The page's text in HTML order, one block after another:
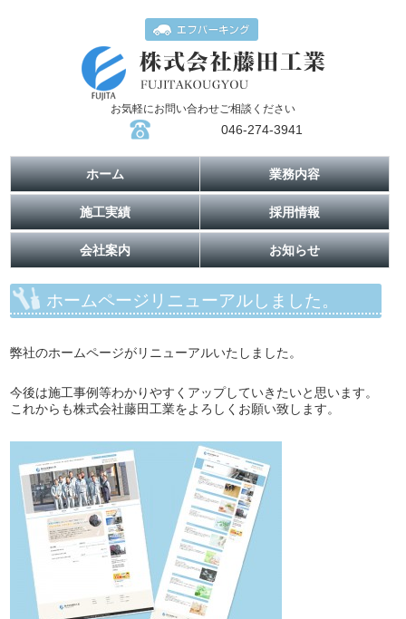
お気軽にお問い合わせご相談ください
046-274-3941
ホーム 業務内容
施工実績 採用情報
会社案内 お知らせ
ホームページリニューアルしました。
弊社のホームページがリニューアルいたしました。
今後は施工事例等わかりやすくアップしていきたいと思います。
これからも株式会社藤田工業をよろしくお願い致します。